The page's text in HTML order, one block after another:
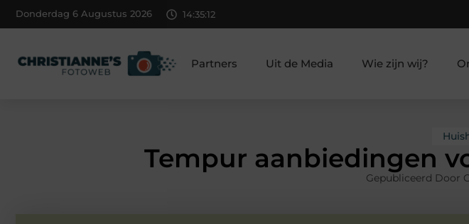
Donderdag 6 Augustus 2026 14:35:13
Partners Uit de Media Wie zijn wij?
Tempur aanbiedingen
Gepubliceerd Door